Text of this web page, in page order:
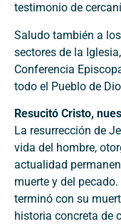
testimonio de
Saludo también a
sectores de la
Conferencia
todo el Pueblo de
Resucitó Cristo,
La resurrección de
vida del hombre,
actualidad
muerte y del
terminó con su
historia concreta de